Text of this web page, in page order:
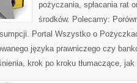
pożyczania, spłacania rat
środków. Polecamy:
Portal Wszystko o
języka prawniczego czy
krok po kroku tłumaczące,